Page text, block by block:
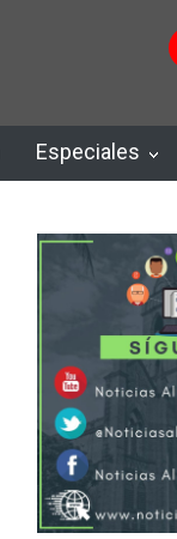
Especiales